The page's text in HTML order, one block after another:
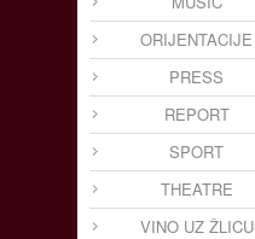
ORIJENTACIJE
PRESS
REPORT
SPORT
THEATRE
VINO UZ ŽLICU